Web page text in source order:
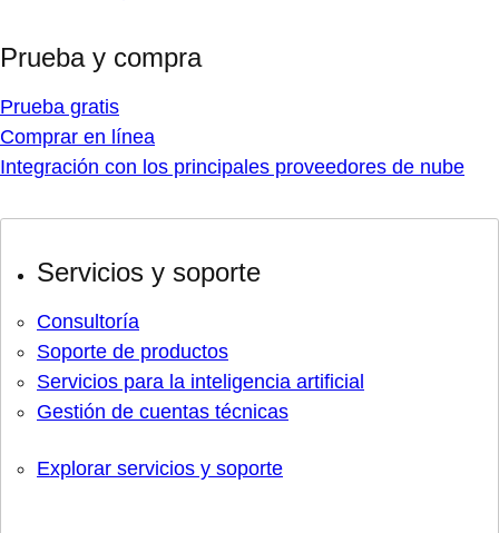
Prueba y compra
Prueba gratis
Comprar en línea
Integración con los principales proveedores de nube
Servicios y soporte
Consultoría
Soporte de productos
Servicios para la inteligencia artificial
Gestión de cuentas técnicas
Explorar servicios y soporte